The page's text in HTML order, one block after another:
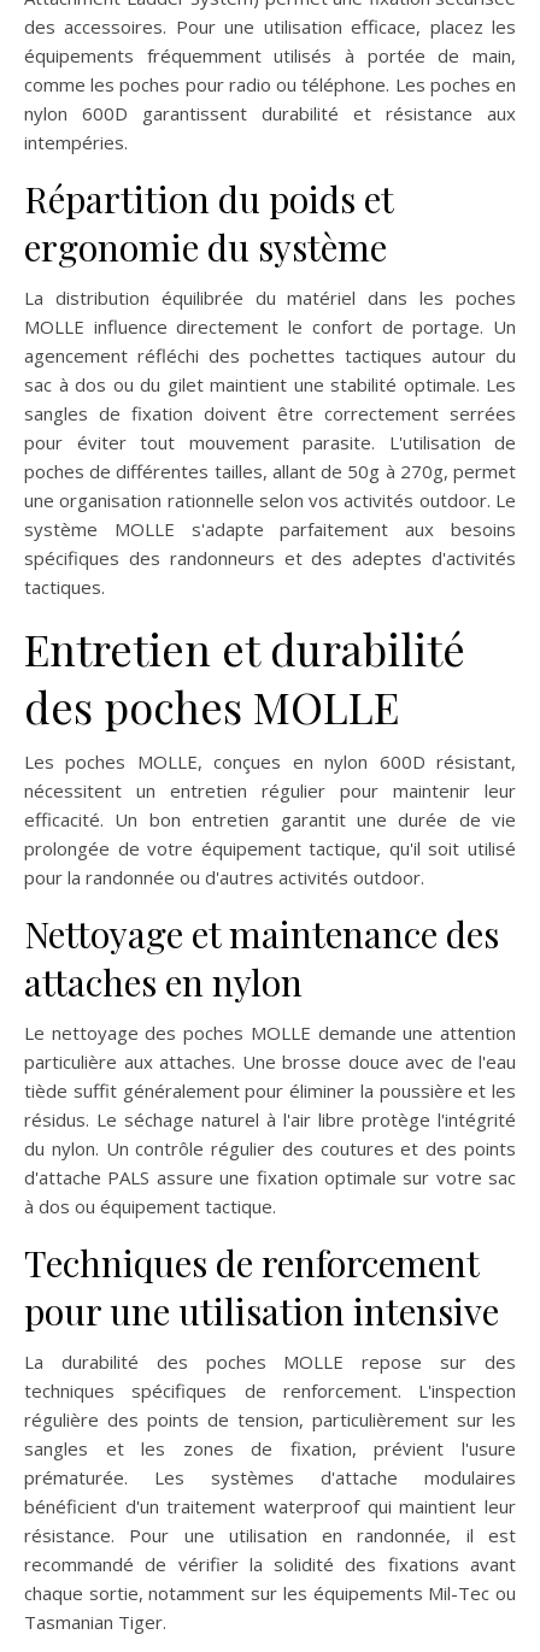
des accessoires. Pour une utilisation efficace, placez les
équipements fréquemment utilisés à portée de main,
comme les poches pour radio ou téléphone. Les poches en
nylon 600D garantissent durabilité et résistance aux
intempéries.
Répartition du poids et
ergonomie du système
La distribution équilibrée du matériel dans les poches
MOLLE influence directement le confort de portage. Un
agencement réfléchi des pochettes tactiques autour du
sac à dos ou du gilet maintient une stabilité optimale. Les
sangles de fixation doivent être correctement serrées
pour éviter tout mouvement parasite. L'utilisation de
poches de différentes tailles, allant de 50g à 270g, permet
une organisation rationnelle selon vos activités outdoor. Le
système MOLLE s'adapte parfaitement aux besoins
spécifiques des randonneurs et des adeptes d'activités
tactiques.
Entretien et durabilité
des poches MOLLE
Les poches MOLLE, conçues en nylon 600D résistant,
nécessitent un entretien régulier pour maintenir leur
efficacité. Un bon entretien garantit une durée de vie
prolongée de votre équipement tactique, qu'il soit utilisé
pour la randonnée ou d'autres activités outdoor.
Nettoyage et maintenance des
attaches en nylon
Le nettoyage des poches MOLLE demande une attention
particulière aux attaches. Une brosse douce avec de l'eau
tiède suffit généralement pour éliminer la poussière et les
résidus. Le séchage naturel à l'air libre protège l'intégrité
du nylon. Un contrôle régulier des coutures et des points
d'attache PALS assure une fixation optimale sur votre sac
à dos ou équipement tactique.
Techniques de renforcement
pour une utilisation intensive
La durabilité des poches MOLLE repose sur des
techniques spécifiques de renforcement. L'inspection
régulière des points de tension, particulièrement sur les
sangles et les zones de fixation, prévient l'usure
prématurée. Les systèmes d'attache modulaires
bénéficient d'un traitement waterproof qui maintient leur
résistance. Pour une utilisation en randonnée, il est
recommandé de vérifier la solidité des fixations avant
chaque sortie, notamment sur les équipements Mil-Tec ou
Tasmanian Tiger.